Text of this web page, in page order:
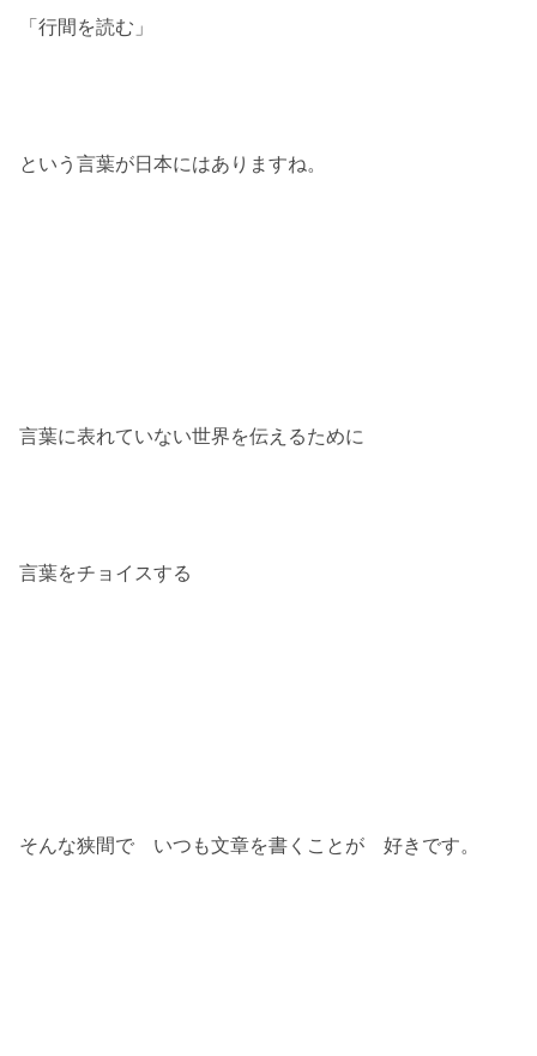
「行間を読む」
という言葉が日本にはありますね。
言葉に表れていない世界を伝えるために
言葉をチョイスする
そんな狭間で いつも文章を書くことが 好きです。